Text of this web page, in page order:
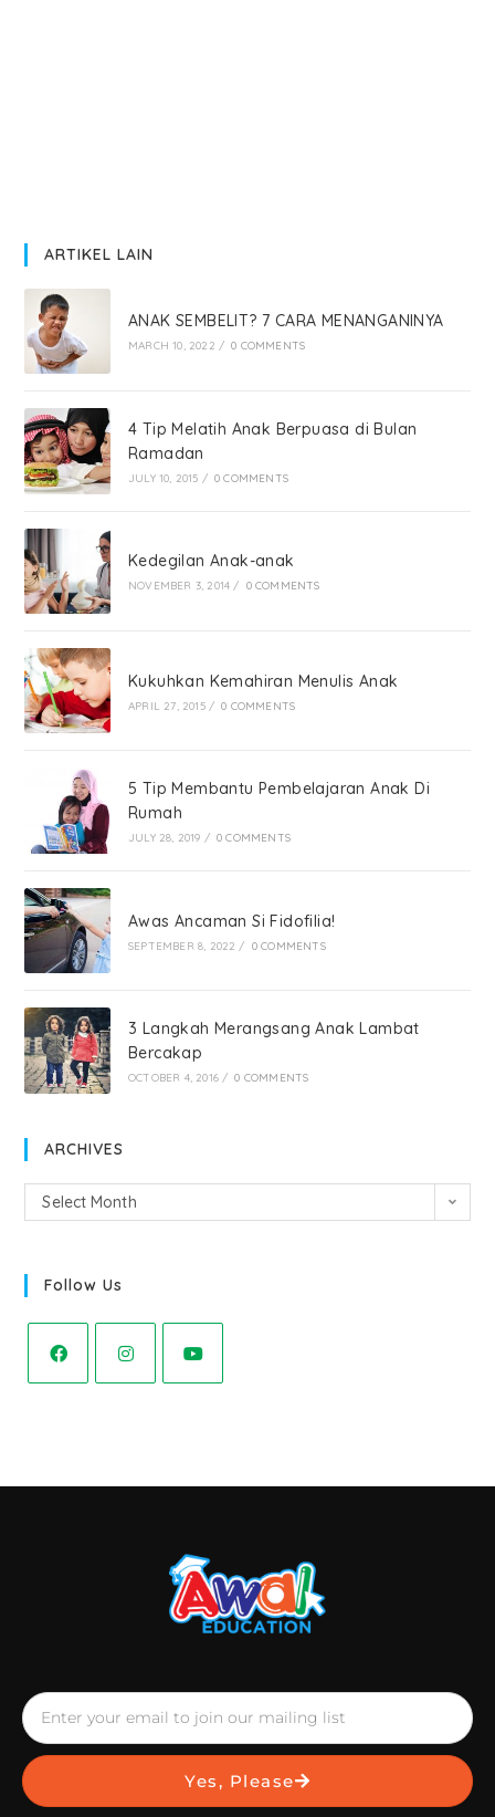
ARTIKEL LAIN
ANAK SEMBELIT? 7 CARA MENANGANINYA
MARCH 10, 2022 / 0 COMMENTS
4 Tip Melatih Anak Berpuasa di Bulan
Ramadan
JULY 10, 2015 / 0 COMMENTS
Kedegilan Anak-anak
NOVEMBER 3, 2014 / 0 COMMENTS
Kukuhkan Kemahiran Menulis Anak
APRIL 27, 2015 / 0 COMMENTS
5 Tip Membantu Pembelajaran Anak Di
Rumah
JULY 28, 2019 / 0 COMMENTS
Awas Ancaman Si Fidofilia!
SEPTEMBER 8, 2022 / 0 COMMENTS
3 Langkah Merangsang Anak Lambat
Bercakap
OCTOBER 4, 2016 / 0 COMMENTS
ARCHIVES
Select Month
Follow Us
Yes, Please